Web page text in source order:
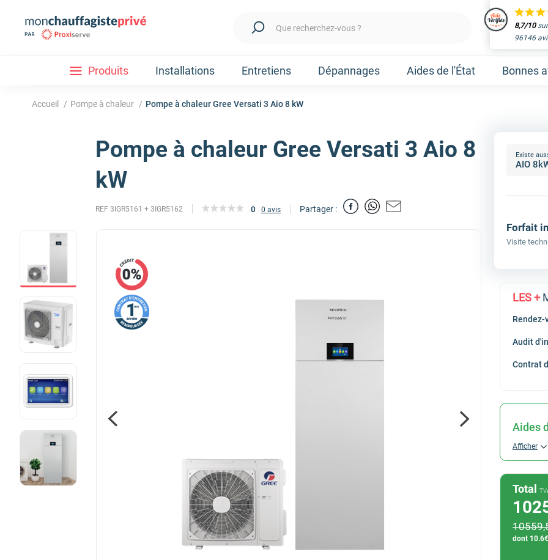
Que recherchez-vous ? 8,7/10sur
96146
Produits
Installation
Découvrez nos forfaits d'installations
Obtenir un devis
Prenez un rendez-
Pompe à chaleur air / eau
Pompe à chaleur fluide frigorigène R32
Pompe à chaleur fluide frigorigène R410A
Voir toutes les pompe à chaleur
Saunier Duval
Viessmann
Installations Entretiens Dépannages Aides de l'État Bonnes
Accueil / Pompe à chaleur / Pompe à chaleur Gree Versati 3 Aio 8 kW
Pompe à chaleur Gree Versati 3 Aio 8
kW
REF 3IGR5161 + 3IGR5162 0 0 avis Partager :
Existe
Forfait
Visite
LES +
Audit
Contrat
Aides
Afficher
Total
10559
dont 10.6